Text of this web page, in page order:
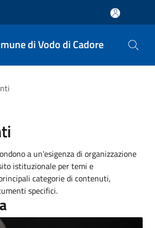
di Vodo di Cadore
a un'esigenza di organizzazione
istituzionale per temi e
categorie di contenuti,
specifici.